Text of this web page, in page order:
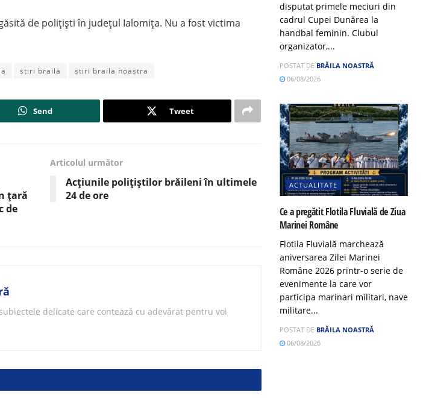
de polițiști în județul Ialomița. Nu a fost victima
stiri braila stiri braila noastra
Send Tweet
țară
de
Articolul următor
Acțiunile polițiștilor brăileni în ultimele
24 de ore
delicate care contează cu adevărat pentru voi
disputat primele meciuri din
cadrul Cupei Dunărea la
handbal feminin. Clubul
organizator,...
POSTAT DE BRĂILA NOASTRĂ
06/08/2026
ACTUALITATE
Ce a pregătit Flotila Fluvială de Ziua
Marinei Române
Flotila Fluvială marchează
aniversarea Zilei Marinei
Române 2026 printr-o serie de
evenimente la care vor
participa marinari militari, nave
militare...
POSTAT DE BRĂILA NOASTRĂ
06/08/2026